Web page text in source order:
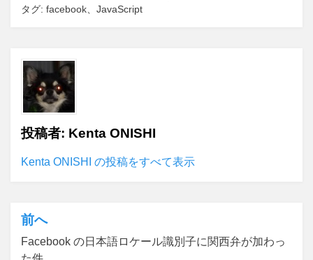
タグ: facebook JavaScript
投稿者: Kenta ONISHI
Kenta ONISHI の投稿をすべて表示
投
稿
前へ
Facebook の日本語ロケール識別子に関西弁が加わっ